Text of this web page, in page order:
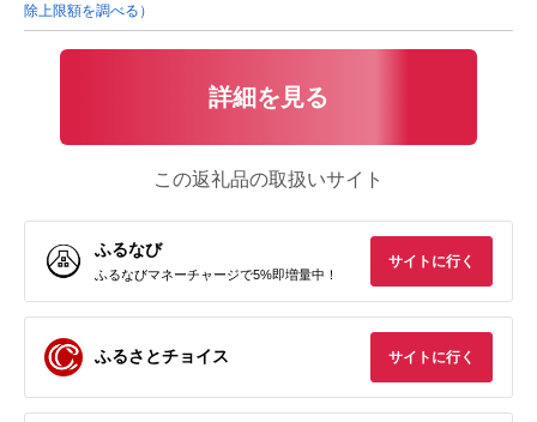
除上限額を調べる）
詳細を見る
この返礼品の取扱いサイト
ふるなび
ふるなびマネーチャージで5%即増量中！
サイトに行く
ふるさとチョイス サイトに行く